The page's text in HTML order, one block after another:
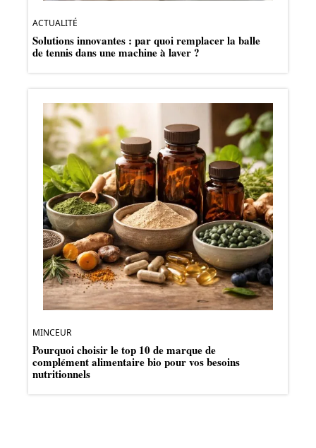
ACTUALITÉ
Solutions innovantes : par quoi remplacer la balle
de tennis dans une machine à laver ?
MINCEUR
Pourquoi choisir le top 10 de marque de
complément alimentaire bio pour vos besoins
nutritionnels